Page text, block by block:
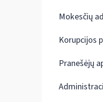
Mokesčių
Korupcijos
Pranešėjų